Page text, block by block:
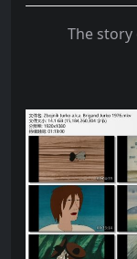
The story